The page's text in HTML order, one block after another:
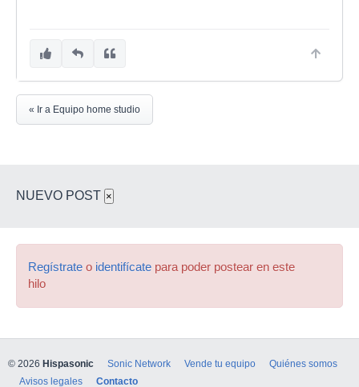
« Ir a Equipo home studio
NUEVO POST ×
Regístrate o identifícate para poder postear en este
hilo
© 2026 Hispasonic Sonic Network Vende tu equipo
Quiénes somos
Avisos legales
Contacto